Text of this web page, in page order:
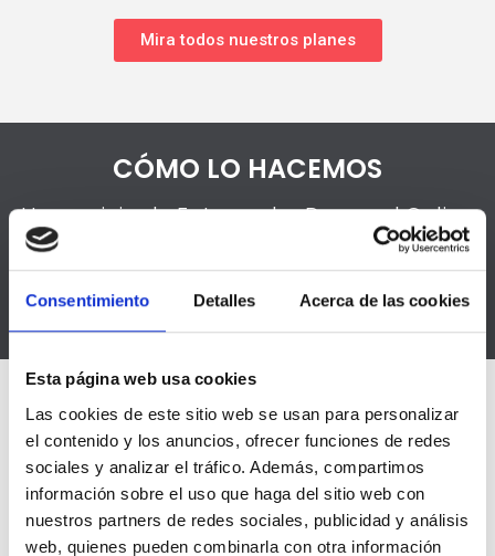
Consentimiento Detalles Acerca de las cookies
Esta página web usa cookies
Las cookies de este sitio web se usan para personalizar
el contenido y los anuncios, ofrecer funciones de redes
sociales y analizar el tráfico. Además, compartimos
información sobre el uso que haga del sitio web con
nuestros partners de redes sociales, publicidad y análisis
web, quienes pueden combinarla con otra información
Mira todos nuestros planes
CÓMO LO HACEMOS
Un servicio de Entrenador Personal Online
donde te acompañamos en el camino
VALORACIÓN INICIAL
Antes de empezar realizaremos una
primera valoración, donde estudiaremos